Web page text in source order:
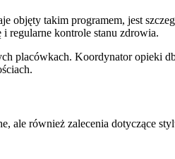
takim programem, jest
regularne kontrole stanu zdrowia.
placówkach. Koordynator opieki
ale również zalecenia dotyczące